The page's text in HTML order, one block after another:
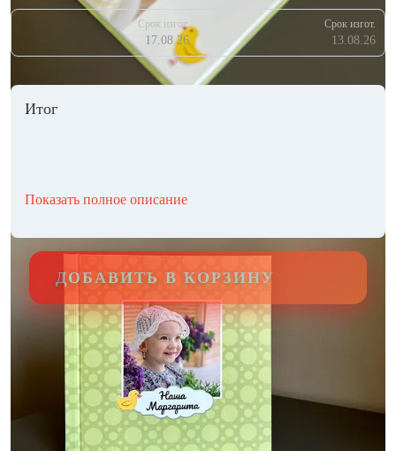
Срок изгот.
17.08.26
Срок изгот.
13.08.26
Итог
Показать полное описание
ДОБАВИТЬ В КОРЗИНУ
Другие стили фотокниг